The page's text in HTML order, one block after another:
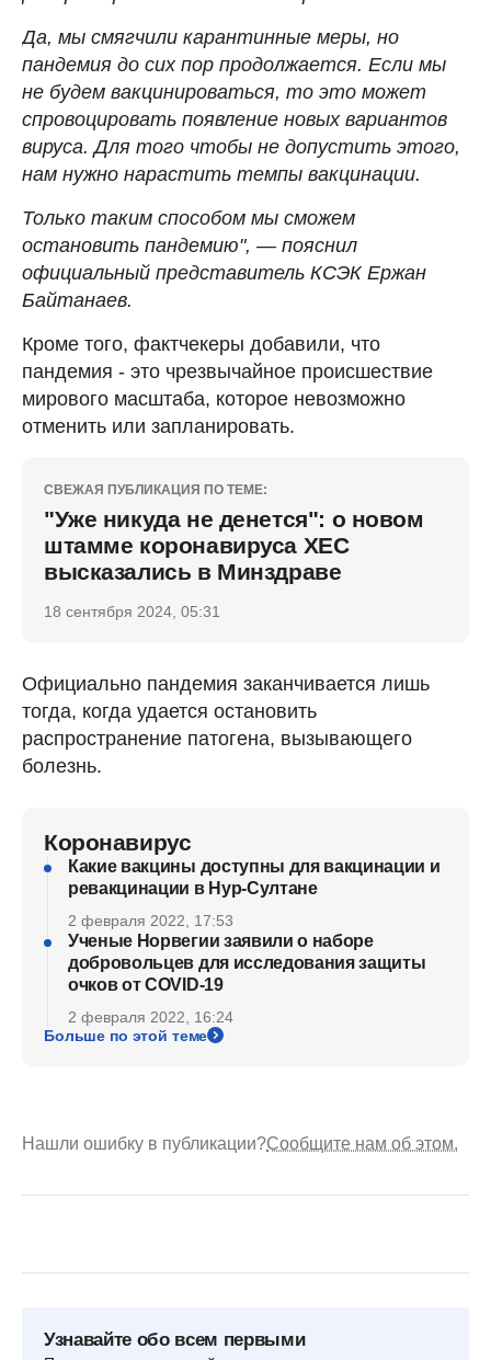
Да, мы смягчили карантинные меры, но
пандемия до сих пор продолжается. Если мы
не будем вакцинироваться, то это может
спровоцировать появление новых вариантов
вируса. Для того чтобы не допустить этого,
нам нужно нарастить темпы вакцинации.
Только таким способом мы сможем
остановить пандемию", — пояснил
официальный представитель КСЭК Ержан
Байтанаев.
Кроме того, фактчекеры добавили, что
пандемия - это чрезвычайное происшествие
мирового масштаба, которое невозможно
отменить или запланировать.
СВЕЖАЯ ПУБЛИКАЦИЯ ПО ТЕМЕ:
"Уже никуда не денется": о новом
штамме коронавируса ХЕС
высказались в Минздраве
18 сентября 2024, 05:31
Официально пандемия заканчивается лишь
тогда, когда удается остановить
распространение патогена, вызывающего
болезнь.
Коронавирус
Какие вакцины доступны для вакцинации и
ревакцинации в Нур-Султане
2 февраля 2022, 17:53
Ученые Норвегии заявили о наборе
добровольцев для исследования защиты
очков от COVID-19
2 февраля 2022, 16:24
Больше по этой теме
Нашли ошибку в публикации?Сообщите нам об этом.
Узнавайте обо всем первыми